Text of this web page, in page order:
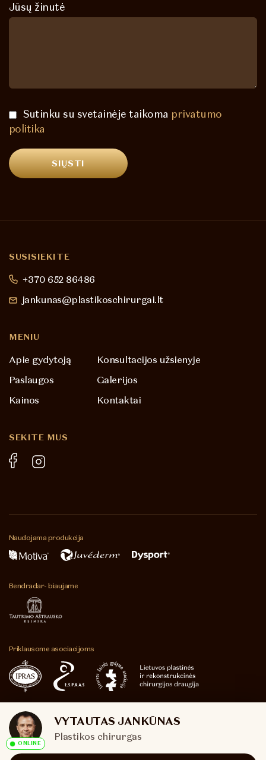
ONLINE
VYTAUTAS JANKŪNAS
Plastikos chirurgas
Jūsų žinutė
Sutinku su svetainėje taikoma privatumo
politika
SUSISIEKITE
+370 652 86486
jankunas@plastikoschirurgai.lt
MENIU
Apie gydytoją
Konsultacijos užsienyje
Paslaugos
Galerijos
Kainos
Kontaktai
SEKITE MUS
Naudojama produkcija
Bendradar-biaujame
Priklausome asociacijoms
© 2026
UAB „Plastikos
chirurgai“